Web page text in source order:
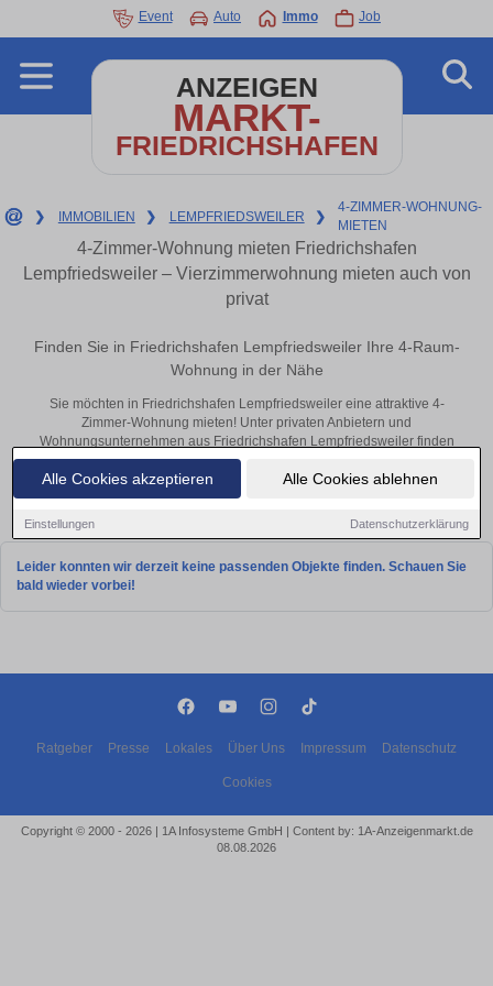
Alle Cookies akzeptieren Alle Cookies ablehnen
Einstellungen Datenschutzerklärung
Event Auto Immo Job
ANZEIGEN
MARKT-
FRIEDRICHSHAFEN
❯ IMMOBILIEN ❯ LEMPFRIEDSWEILER ❯
4-ZIMMER-WOHNUNG-
MIETEN
4-Zimmer-Wohnung mieten Friedrichshafen
Lempfriedsweiler – Vierzimmerwohnung mieten auch von
privat
Finden Sie in Friedrichshafen Lempfriedsweiler Ihre 4-Raum-
Wohnung in der Nähe
Sie möchten in Friedrichshafen Lempfriedsweiler eine attraktive 4-
Zimmer-Wohnung mieten! Unter privaten Anbietern und
Wohnungsunternehmen aus Friedrichshafen Lempfriedsweiler finden
Sie Ihre Vierzimmerwohnung. Mit ein paar Klicks zu Ihrer 4-Raum-
Wohnung in der Nähe.
Leider konnten wir derzeit keine passenden Objekte finden. Schauen Sie
bald wieder vorbei!
Ratgeber Presse Lokales Über Uns Impressum Datenschutz
Cookies
Copyright © 2000 - 2026 | 1A Infosysteme GmbH | Content by: 1A-Anzeigenmarkt.de
08.08.2026